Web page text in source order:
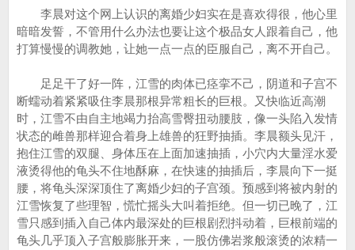
李晨对这个网上认识的离婚少妇实在是喜欢得很，他心里
暗暗发誓，不管用什么办法也要让这个极品女人跟着自己，他
打算慢慢的调教她，让她一点一点的臣服自己，离不开自己。
足足干了好一阵，江雪的肉体已痉挛不己，阴道和子宫不
断蠕动着紧紧吸住李晨那根异常粗长的巨根。又快临近高潮
时，江雪不由自主地竭力抬高雪臀扭动腰肢，像一头陷入发情
状态的雌兽那样迎合着身上雄兽的狂野抽插。李晨额头见汗，
抱住江雪的双腿、身体压在上面加速抽插，小穴内大量淫水爱
液烫得他的龟头不住地酥麻，在快速的抽插后，李晨向下一挺
腰，将龟头深深顶住了离婚少妇的子宫颈。预感到将被内射的
江雪恢复了些理智，慌忙摇头大叫着拒绝。但一切已晚了，江
雪只感到插入自己体内最深处的巨根剧烈抖动着，巨根前端的
龟头几乎顶入子宫般膨胀开来，一股仿佛岩浆般滚烫的浓精一